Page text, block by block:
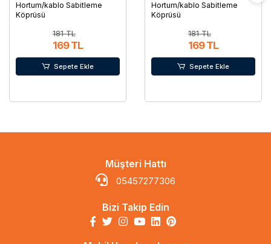
Hortum/kablo Sabitleme
Köprüsü
181 TL
169 TL
Sepete Ekle
Hortum/kablo Sabitleme
Köprüsü
181 TL
169 TL
Sepete Ekle
Müşteri Hattı
05457277306
Bizi Takip Edin